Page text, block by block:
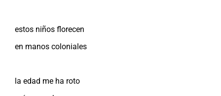
estos niños florecen
en manos coloniales
la edad me ha roto